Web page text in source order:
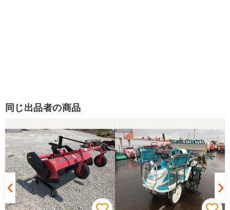
同じ出品者の商品